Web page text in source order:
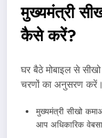
मुख्यमंत्री
कैसे करें?
घर बैठे मोबाइल से
चरणों का अनुसरण करें।
मुख्यमंत्री सीखो
आप अधिकारिक